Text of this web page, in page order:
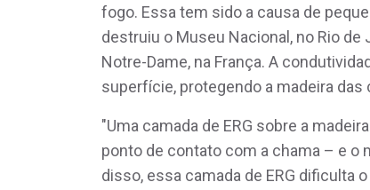
fogo. Essa tem sido a causa de
destruiu o Museu Nacional, no Rio
Notre-Dame, na França. A
superfície, protegendo a madeira das
"Uma camada de ERG sobre a
ponto de contato com a chama – e o
disso, essa camada de ERG dificulta